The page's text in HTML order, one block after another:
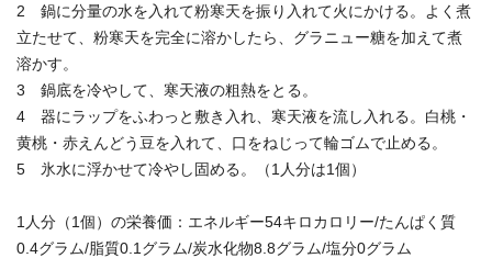
2 鍋に分量の水を入れて粉寒天を振り入れて火にかける。よく煮
立たせて、粉寒天を完全に溶かしたら、グラニュー糖を加えて煮
溶かす。
3 鍋底を冷やして、寒天液の粗熱をとる。
4 器にラップをふわっと敷き入れ、寒天液を流し入れる。白桃・
黄桃・赤えんどう豆を入れて、口をねじって輪ゴムで止める。
5 氷水に浮かせて冷やし固める。（1人分は1個）
1人分（1個）の栄養価：エネルギー54キロカロリー/たんぱく質
0.4グラム/脂質0.1グラム/炭水化物8.8グラム/塩分0グラム